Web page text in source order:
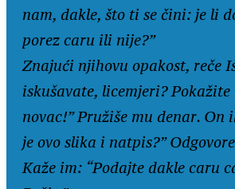
nam, dakle, što ti se čini: je li
porez caru ili nije?”
Znajući njihovu opakost, reče
iskušavate, licemjeri?
novac!” Pružiše mu denar. On
je ovo slika i natpis?”
Kaže im: “Podajte dakle caru